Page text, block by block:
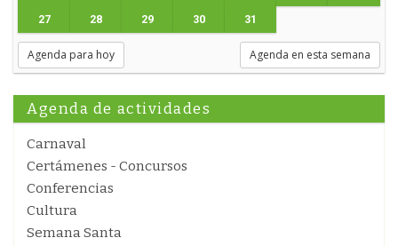
27 28 29 30 31
Agenda para hoy Agenda en esta semana
Agenda de actividades
Carnaval
Certámenes - Concursos
Conferencias
Cultura
Semana Santa